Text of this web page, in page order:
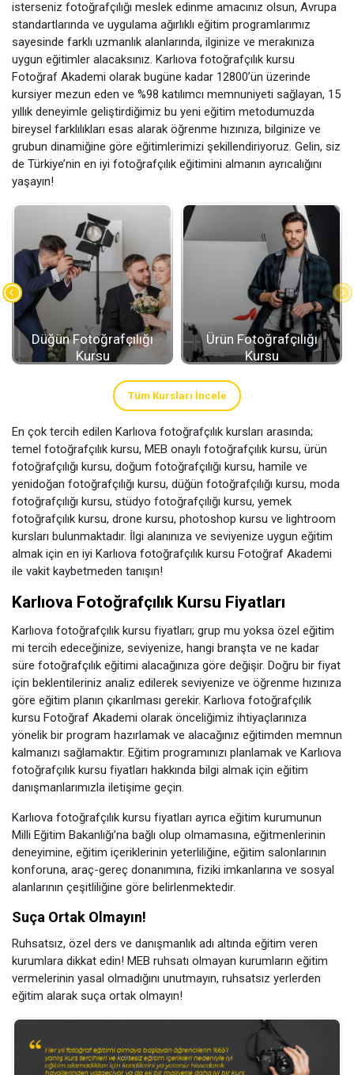
isterseniz fotoğrafçılığı meslek edinme amacınız olsun, Avrupa
standartlarında ve uygulama ağırlıklı eğitim programlarımız
sayesinde farklı uzmanlık alanlarında, ilginize ve merakınıza
uygun eğitimler alacaksınız. Karlıova fotoğrafçılık kursu
Fotoğraf Akademi olarak bugüne kadar 12800’ün üzerinde
kursiyer mezun eden ve %98 katılımcı memnuniyeti sağlayan, 15
yıllık deneyimle geliştirdiğimiz bu yeni eğitim metodumuzda
bireysel farklılıkları esas alarak öğrenme hızınıza, bilginize ve
grubun dinamiğine göre eğitimlerimizi şekillendiriyoruz. Gelin, siz
de Türkiye’nin en iyi fotoğrafçılık eğitimini almanın ayrıcalığını
yaşayın!
Düğün Fotoğrafçılığı
Kursu
Ürün Fotoğrafçılığı
Kursu
Tüm Kursları İncele
En çok tercih edilen Karlıova fotoğrafçılık kursları arasında;
temel fotoğrafçılık kursu, MEB onaylı fotoğrafçılık kursu, ürün
fotoğrafçılığı kursu, doğum fotoğrafçılığı kursu, hamile ve
yenidoğan fotoğrafçılığı kursu, düğün fotoğrafçılığı kursu, moda
fotoğrafçılığı kursu, stüdyo fotoğrafçılığı kursu, yemek
fotoğrafçılık kursu, drone kursu, photoshop kursu ve lightroom
kursları bulunmaktadır. İlgi alanınıza ve seviyenize uygun eğitim
almak için en iyi Karlıova fotoğrafçılık kursu Fotoğraf Akademi
ile vakit kaybetmeden tanışın!
Karlıova Fotoğrafçılık Kursu Fiyatları
Karlıova fotoğrafçılık kursu fiyatları; grup mu yoksa özel eğitim
mi tercih edeceğinize, seviyenize, hangi branşta ve ne kadar
süre fotoğrafçılık eğitimi alacağınıza göre değişir. Doğru bir fiyat
için beklentileriniz analiz edilerek seviyenize ve öğrenme hızınıza
göre eğitim planın çıkarılması gerekir. Karlıova fotoğrafçılık
kursu Fotoğraf Akademi olarak önceliğimiz ihtiyaçlarınıza
yönelik bir program hazırlamak ve alacağınız eğitimden memnun
kalmanızı sağlamaktır. Eğitim programınızı planlamak ve Karlıova
fotoğrafçılık kursu fiyatları hakkında bilgi almak için eğitim
danışmanlarımızla iletişime geçin.
Karlıova fotoğrafçılık kursu fiyatları ayrıca eğitim kurumunun
Milli Eğitim Bakanlığı’na bağlı olup olmamasına, eğitmenlerinin
deneyimine, eğitim içeriklerinin yeterliliğine, eğitim salonlarının
konforuna, araç-gereç donanımına, fiziki imkanlarına ve sosyal
alanlarının çeşitliliğine göre belirlenmektedir.
Suça Ortak Olmayın!
Ruhsatsız, özel ders ve danışmanlık adı altında eğitim veren
kurumlara dikkat edin! MEB ruhsatı olmayan kurumların eğitim
vermelerinin yasal olmadığını unutmayın, ruhsatsız yerlerden
eğitim alarak suça ortak olmayın!